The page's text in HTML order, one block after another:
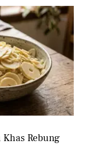
Rebung